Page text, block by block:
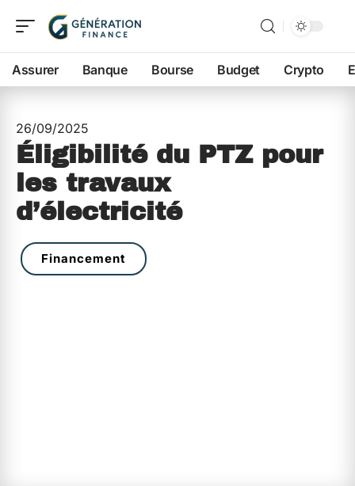
Assurer Banque Bourse Budget Crypto
26/09/2025
Éligibilité du PTZ pour
les travaux
d’électricité
Financement